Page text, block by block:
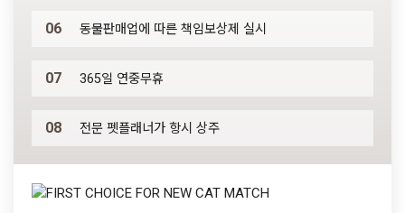
06 동물판매업에 따른 책임보상제 실시
07 365일 연중무휴
08 전문 펫플래너가 항시 상주